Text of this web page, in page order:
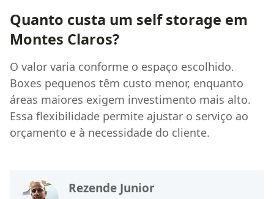
Quanto custa um self storage em
Montes Claros?
O valor varia conforme o espaço escolhido.
Boxes pequenos têm custo menor, enquanto
áreas maiores exigem investimento mais alto.
Essa flexibilidade permite ajustar o serviço ao
orçamento e à necessidade do cliente.
Rezende Junior